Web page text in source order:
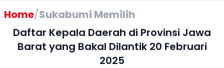
Home/Sukabumi Memilih
Daftar Kepala Daerah di Provinsi Jawa
Barat yang Bakal Dilantik 20 Februari
2025